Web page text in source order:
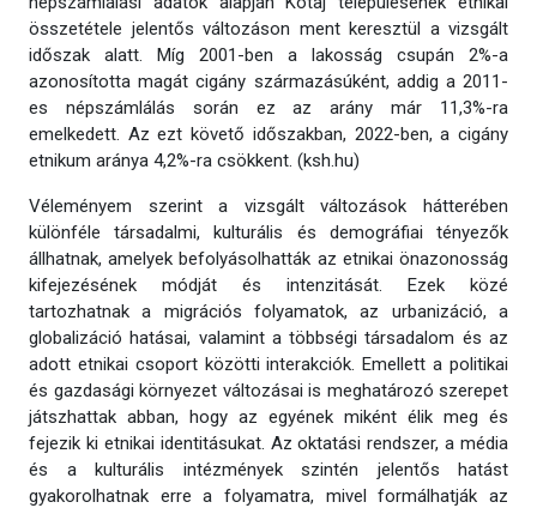
összetétele jelentős változáson ment keresztül a vizsgált
időszak alatt. Míg 2001-ben a lakosság csupán 2%-a
azonosította magát cigány származásúként, addig a 2011-
es népszámlálás során ez az arány már 11,3%-ra
emelkedett. Az ezt követő időszakban, 2022-ben, a cigány
etnikum aránya 4,2%-ra csökkent. (ksh.hu)
Véleményem szerint a vizsgált változások hátterében
különféle társadalmi, kulturális és demográfiai tényezők
állhatnak, amelyek befolyásolhatták az etnikai önazonosság
kifejezésének módját és intenzitását. Ezek közé
tartozhatnak a migrációs folyamatok, az urbanizáció, a
globalizáció hatásai, valamint a többségi társadalom és az
adott etnikai csoport közötti interakciók. Emellett a politikai
és gazdasági környezet változásai is meghatározó szerepet
játszhattak abban, hogy az egyének miként élik meg és
fejezik ki etnikai identitásukat. Az oktatási rendszer, a média
és a kulturális intézmények szintén jelentős hatást
gyakorolhatnak erre a folyamatra, mivel formálhatják az